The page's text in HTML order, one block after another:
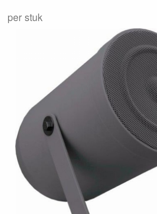
per stuk